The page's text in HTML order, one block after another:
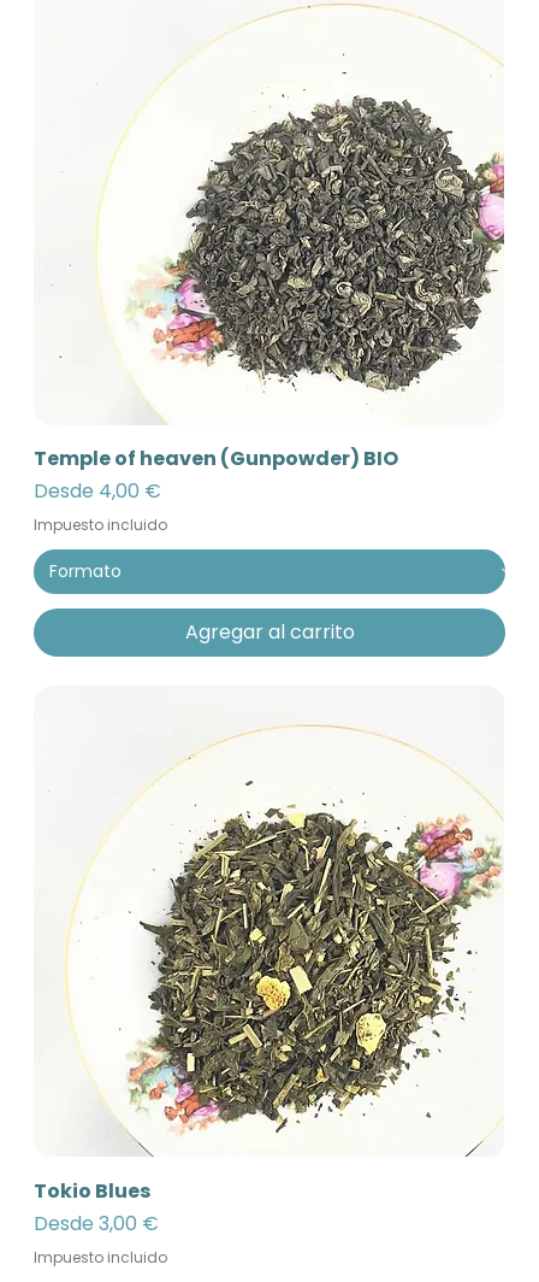
Temple of heaven (Gunpowder) BIO
Desde 4,00 €
Precio de oferta
Impuesto incluido
Agregar al carrito
Tokio Blues
Desde3,00 €
Precio de oferta
Impuesto incluido